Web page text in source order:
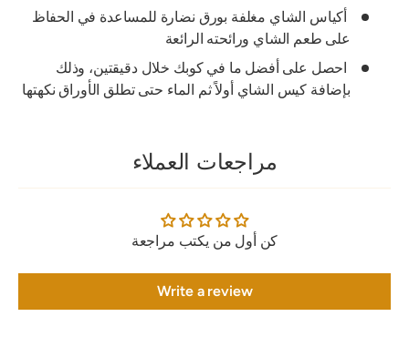
أكياس الشاي مغلفة بورق نضارة للمساعدة في الحفاظ
على طعم الشاي ورائحته الرائعة
احصل على أفضل ما في كوبك خلال دقيقتين، وذلك
بإضافة كيس الشاي أولاً ثم الماء حتى تطلق الأوراق نكهتها
مراجعات العملاء
كن أول من يكتب مراجعة
Write a review